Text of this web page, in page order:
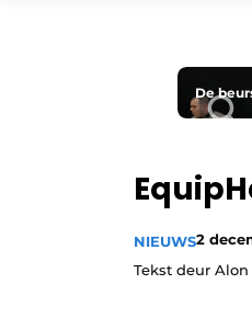
De
NIEUWS2
Tekst deur